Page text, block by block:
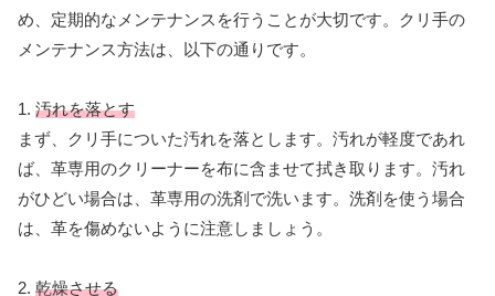
め、定期的なメンテナンスを行うことが大切です。クリ手の
メンテナンス方法は、以下の通りです。
1. 汚れを落とす
まず、クリ手についた汚れを落とします。汚れが軽度であれ
ば、革専用のクリーナーを布に含ませて拭き取ります。汚れ
がひどい場合は、革専用の洗剤で洗います。洗剤を使う場合
は、革を傷めないように注意しましょう。
2. 乾燥させる